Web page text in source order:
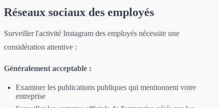
Réseaux sociaux des employés
Surveiller l'activité Instagram des employés nécessite une
considération attentive :
Généralement acceptable :
Examiner les publications publiques qui mentionnent votre
entreprise